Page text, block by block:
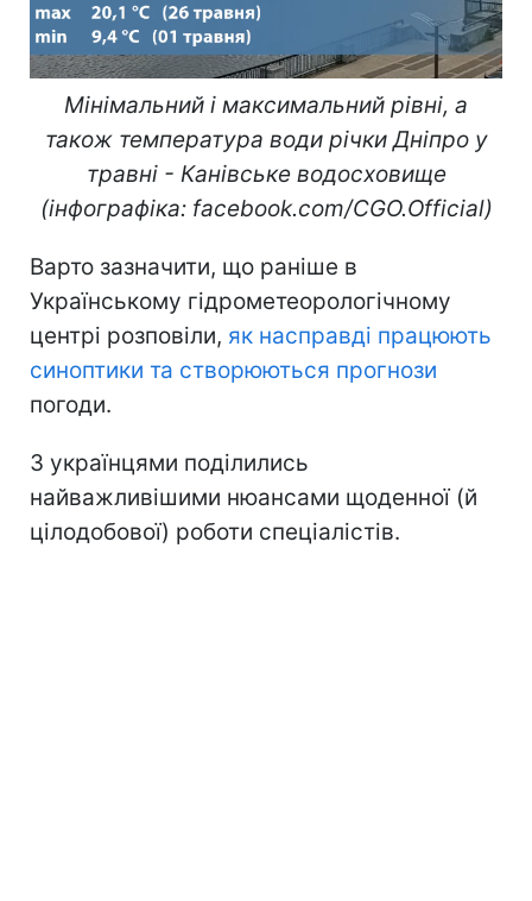
Мінімальний і максимальний рівні, а
також температура води річки Дніпро у
травні - Канівське водосховище
(інфографіка: facebook.com/CGO.Official)
Варто зазначити, що раніше в
Українському гідрометеорологічному
центрі розповіли, як насправді працюють
синоптики та створюються прогнози
погоди.
З українцями поділились
найважливішими нюансами щоденної (й
цілодобової) роботи спеціалістів.